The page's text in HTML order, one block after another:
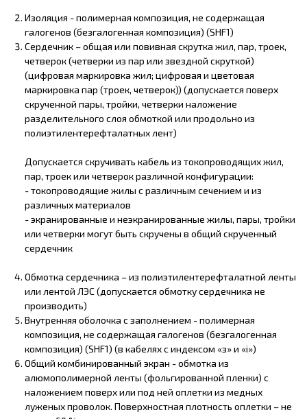
Изоляция - полимерная композиция, не содержащая
галогенов (безгалогенная композиция) (SHF1)
Сердечник – общая или повивная скрутка жил, пар, троек,
четверок (четверки из пар или звездной скруткой)
(цифровая маркировка жил; цифровая и цветовая
маркировка пар (троек, четверок)) (допускается поверх
скрученной пары, тройки, четверки наложение
разделительного слоя обмоткой или продольно из
полиэтилентерефталатных лент)
Допускается скручивать кабель из токопроводящих жил,
пар, троек или четверок различной конфигурации:
- токопроводящие жилы с различным сечением и из
различных материалов
- экранированные и неэкранированные жилы, пары, тройки
или четверки могут быть скручены в общий скрученный
сердечник
Обмотка сердечника – из полиэтилентерефталатной ленты
или лентой ЛЭС (допускается обмотку сердечника не
производить)
Внутренняя оболочка с заполнением - полимерная
композиция, не содержащая галогенов (безгалогенная
композиция) (SHF1) (в кабелях с индексом «з» и «i»)
Общий комбинированный экран - обмотка из
алюмополимерной ленты (фольгированной пленки) с
наложением поверх или под ней оплетки из медных
луженых проволок. Поверхностная плотность оплетки – не